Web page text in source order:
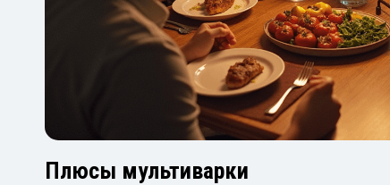
Плюсы мультиварки